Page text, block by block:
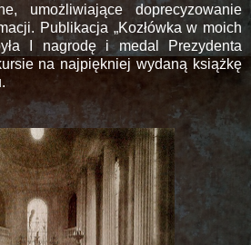
umożliwiające doprecyzowanie
Publikacja „Kozłówka w moich
I nagrodę i medal Prezydenta
na najpiękniej wydaną książkę